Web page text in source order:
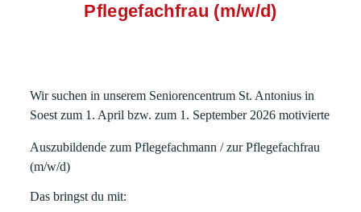
Pflegefachfrau (m/w/d)
Wir suchen in unserem Seniorencentrum St. Antonius in
Soest zum 1. April bzw. zum 1. September 2026 motivierte
Auszubildende zum Pflegefachmann / zur Pflegefachfrau
(m/w/d)
Das bringst du mit: